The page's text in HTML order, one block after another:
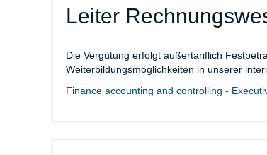
Leiter
Die Vergütung erfolgt außertariflich
Weiterbildungsmöglichkeiten in unserer
Finance accounting and controlling -